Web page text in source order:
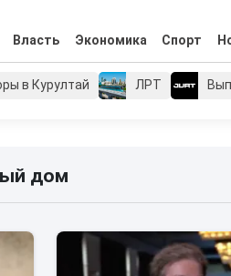
Власть Экономика Спорт
в Курултай ЛРТ
дом